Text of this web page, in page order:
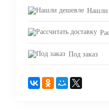
Нашли
Под заказ